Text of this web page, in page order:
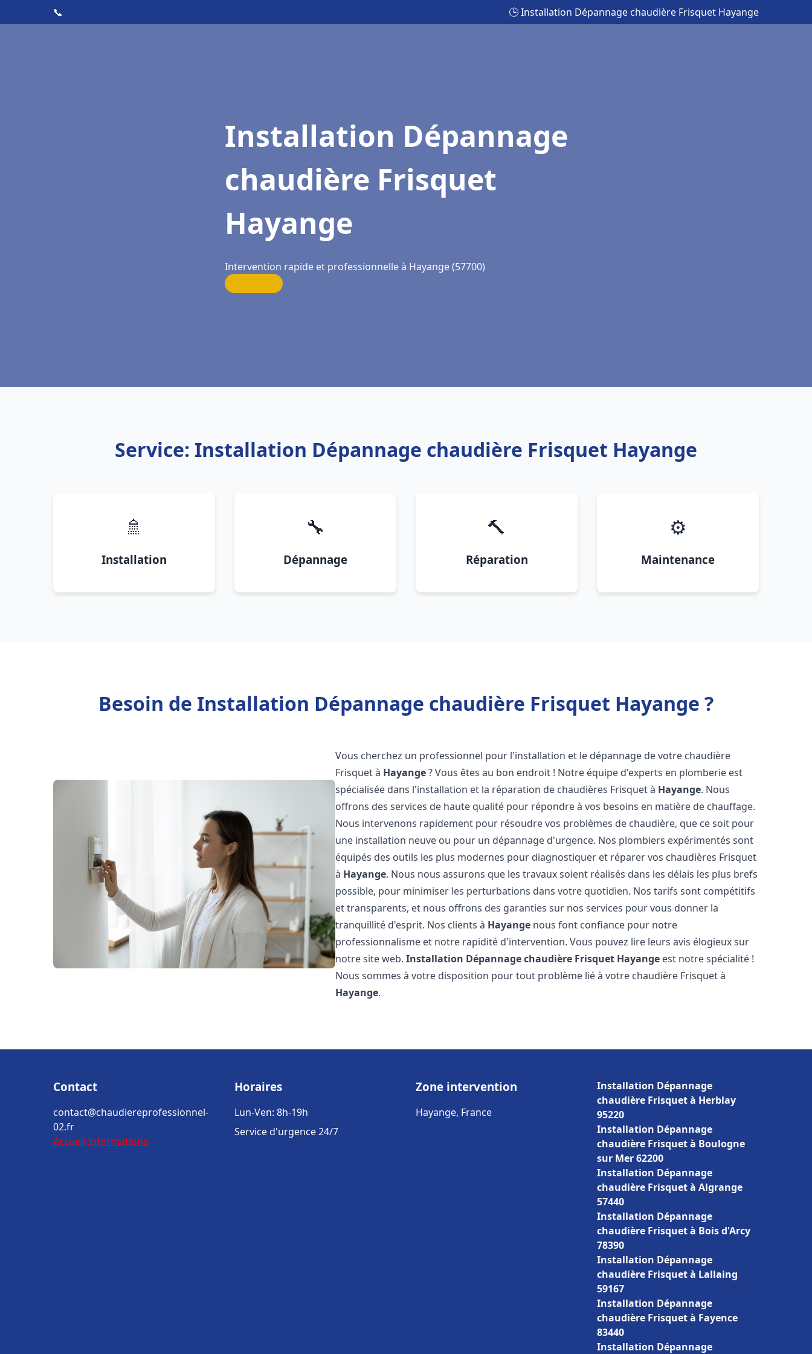
📞 🕒 Installation Dépannage chaudière Frisquet Hayange
Installation Dépannage
chaudière Frisquet
Hayange
Intervention rapide et professionnelle à Hayange (57700)
Service: Installation Dépannage chaudière Frisquet Hayange
🚿
Installation
🔧
Dépannage
🔨
Réparation
⚙️
Maintenance
Besoin de Installation Dépannage chaudière Frisquet Hayange ?
Vous cherchez un professionnel pour l'installation et le dépannage de votre chaudière
Frisquet à Hayange? Vous êtes au bon endroit ! Notre équipe d'experts en plomberie est
spécialisée dans l'installation et la réparation de chaudières Frisquet à Hayange. Nous
offrons des services de haute qualité pour répondre à vos besoins en matière de chauffage.
Nous intervenons rapidement pour résoudre vos problèmes de chaudière, que ce soit pour
une installation neuve ou pour un dépannage d'urgence. Nos plombiers expérimentés sont
équipés des outils les plus modernes pour diagnostiquer et réparer vos chaudières Frisquet
à Hayange. Nous nous assurons que les travaux soient réalisés dans les délais les plus brefs
possible, pour minimiser les perturbations dans votre quotidien. Nos tarifs sont compétitifs
et transparents, et nous offrons des garanties sur nos services pour vous donner la
tranquillité d'esprit. Nos clients à Hayange nous font confiance pour notre
professionnalisme et notre rapidité d'intervention. Vous pouvez lire leurs avis élogieux sur
notre site web.Installation Dépannage chaudière Frisquet Hayange est notre spécialité !
Nous sommes à votre disposition pour tout problème lié à votre chaudière Frisquet à
Hayange.
Contact
contact@chaudiereprofessionnel-
02.fr
Accueil Informations
Horaires
Lun-Ven: 8h-19h
Service d'urgence 24/7
Zone intervention
Hayange, France
Installation Dépannage
chaudière Frisquet à Herblay
95220
Installation Dépannage
chaudière Frisquet à Boulogne
sur Mer 62200
Installation Dépannage
chaudière Frisquet à Algrange
57440
Installation Dépannage
chaudière Frisquet à Bois d'Arcy
78390
Installation Dépannage
chaudière Frisquet à Lallaing
59167
Installation Dépannage
chaudière Frisquet à Fayence
83440
Installation Dépannage